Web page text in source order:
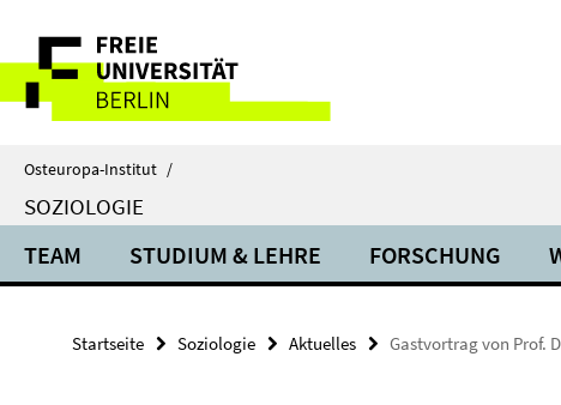
direkt
Inhalt
Service-
Navigation
Osteuropa-Institut /
SOZIOLOGIE
TEAM STUDIUM & LEHRE FORSCHUNG
Startseite Soziologie Aktuelles Gastvortrag von Prof.